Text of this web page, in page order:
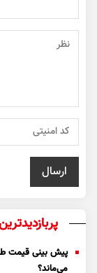
می‌ماند؟